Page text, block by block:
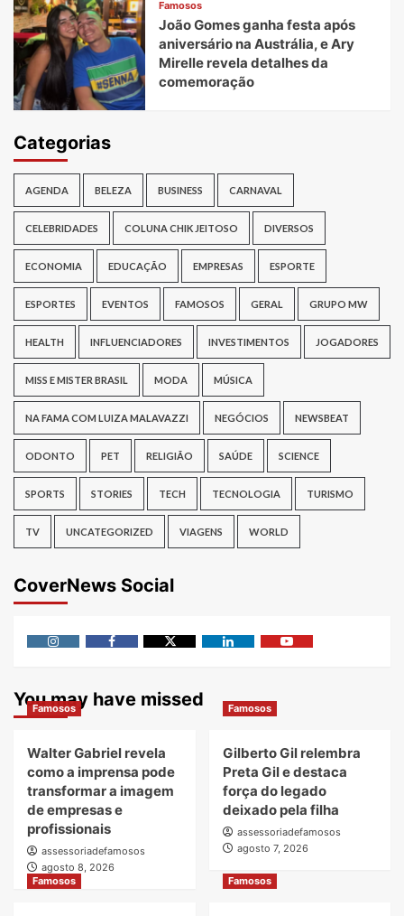
Famosos
João Gomes ganha festa após
aniversário na Austrália, e Ary
Mirelle revela detalhes da
comemoração
Categorias
AGENDA BELEZA BUSINESS CARNAVAL
CELEBRIDADES COLUNA CHIK JEITOSO DIVERSOS
ECONOMIA EDUCAÇÃO EMPRESAS ESPORTE
ESPORTES EVENTOS FAMOSOS GERAL GRUPO MW
HEALTH INFLUENCIADORES INVESTIMENTOS JOGADORES
MISS E MISTER BRASIL MODA MÚSICA
NA FAMA COM LUIZA MALAVAZZI NEGÓCIOS NEWSBEAT
ODONTO PET RELIGIÃO SAÚDE SCIENCE
SPORTS STORIES TECH TECNOLOGIA TURISMO
TV UNCATEGORIZED VIAGENS WORLD
CoverNews Social
You may have missed
Famosos
Walter Gabriel revela
como a imprensa pode
transformar a imagem
de empresas e
profissionais
assessoriadefamosos
agosto 8, 2026
Famosos
Gilberto Gil relembra
Preta Gil e destaca
força do legado
deixado pela filha
assessoriadefamosos
agosto 7, 2026
Famosos Famosos